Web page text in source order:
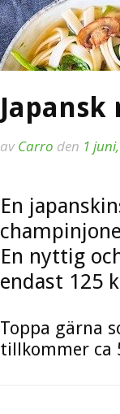
Japansk
avCarro den 1
En
En nyttig
endast 125
Toppa gärna
tillkommer ca